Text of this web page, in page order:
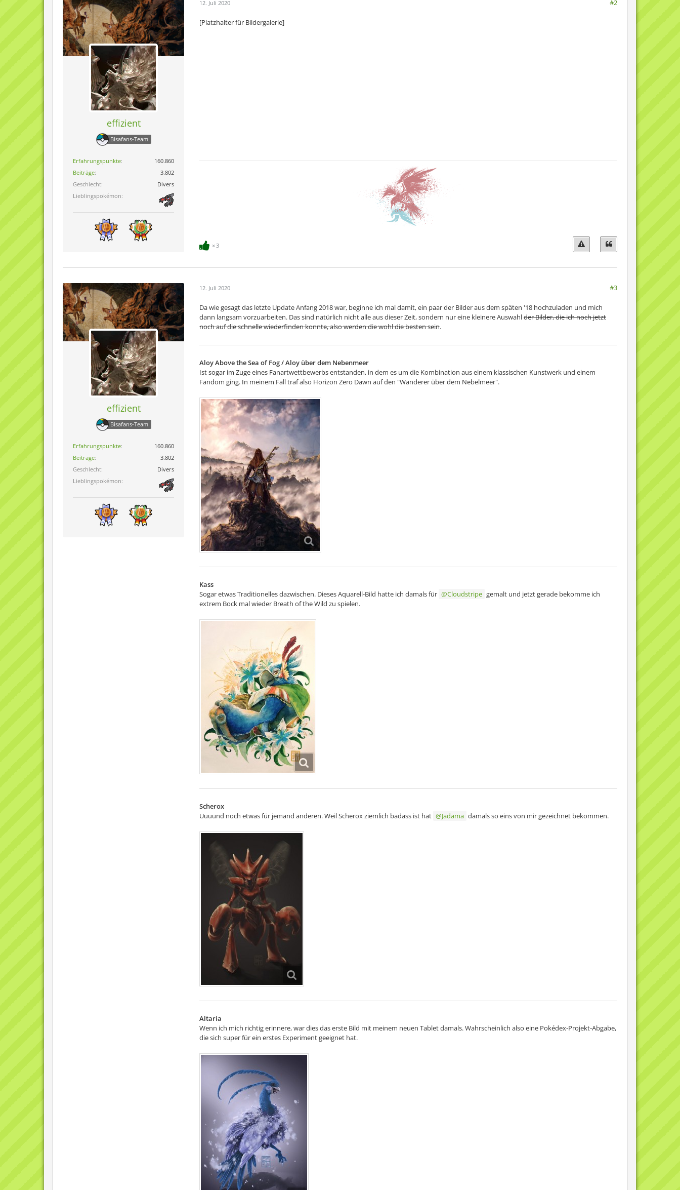
effizient
Bisafans-Team
Erfahrungspunkte
160.860
Beiträge
3.802
Geschlecht
Divers
Lieblingspokémon
12. Juli 2020 #2
[Platzhalter für Bildergalerie]
3
effizient
Bisafans-Team
Erfahrungspunkte
160.860
Beiträge
3.802
Geschlecht
Divers
Lieblingspokémon
12. Juli 2020 #3
Da wie gesagt das letzte Update Anfang 2018 war, beginne ich mal damit, ein paar der Bilder aus dem späten '18 hochzuladen und mich
dann langsam vorzuarbeiten. Das sind natürlich nicht alle aus dieser Zeit, sondern nur eine kleinere Auswahlder Bilder, die ich noch jetzt
noch auf die schnelle wiederfinden konnte, also werden die wohl die besten sein.
Aloy Above the Sea of Fog / Aloy über dem Nebenmeer
Ist sogar im Zuge eines Fanartwettbewerbs entstanden, in dem es um die Kombination aus einem klassischen Kunstwerk und einem
Fandom ging. In meinem Fall traf also Horizon Zero Dawn auf den "Wanderer über dem Nebelmeer".
Kass
Sogar etwas Traditionelles dazwischen. Dieses Aquarell-Bild hatte ich damals für
Cloudstripe gemalt und jetzt gerade bekomme ich
extrem Bock mal wieder Breath of the Wild zu spielen.
Scherox
Uuuund noch etwas für jemand anderen. Weil Scherox ziemlich badass ist hat
Jadama damals so eins von mir gezeichnet bekommen.
Altaria
Wenn ich mich richtig erinnere, war dies das erste Bild mit meinem neuen Tablet damals. Wahrscheinlich also eine Pokédex-Projekt-Abgabe,
die sich super für ein erstes Experiment geeignet hat.